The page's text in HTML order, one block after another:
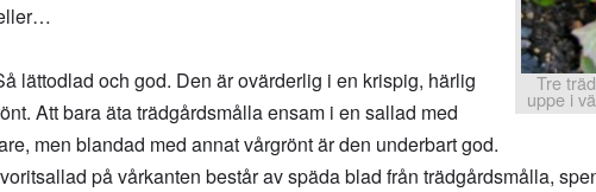
Tre
uppe i
lättodlad och god. Den är ovärderlig i en krispig, härlig
Att bara äta trädgårdsmålla ensam i en sallad med
men blandad med annat vårgrönt är den underbart god.
på vårkanten består av späda blad från trädgårdsmålla,